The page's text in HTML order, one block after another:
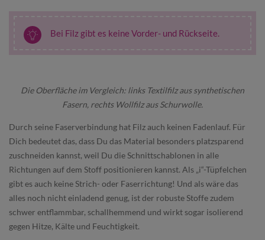
Bei Filz gibt es keine Vorder- und Rückseite.
Die Oberfläche im Vergleich: links Textilfilz aus synthetischen
Fasern, rechts Wollfilz aus Schurwolle.
Durch seine Faserverbindung hat Filz auch keinen Fadenlauf. Für
Dich bedeutet das, dass Du das Material besonders platzsparend
zuschneiden kannst, weil Du die Schnittschablonen in alle
Richtungen auf dem Stoff positionieren kannst. Als „i“-Tüpfelchen
gibt es auch keine Strich- oder Faserrichtung! Und als wäre das
alles noch nicht einladend genug, ist der robuste Stoffe zudem
schwer entflammbar, schallhemmend und wirkt sogar isolierend
gegen Hitze, Kälte und Feuchtigkeit.